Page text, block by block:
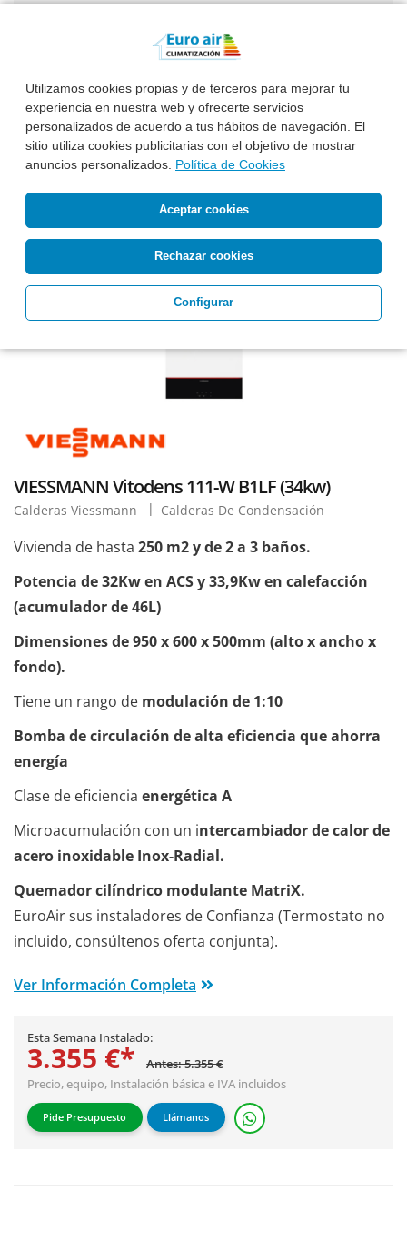
Utilizamos cookies propias y de terceros para mejorar tu
experiencia en nuestra web y ofrecerte servicios
personalizados de acuerdo a tus hábitos de navegación. El
sitio utiliza cookies publicitarias con el objetivo de mostrar
anuncios personalizados. Política de Cookies
Aceptar cookies
Rechazar cookies
Configurar
Antes: 3.975 €
Instalación básicae IVA incluidos
Pide Presupuesto Llámanos
Nuevo modelo
VIESSMANN Vitodens 111-W B1LF (34kw)
Calderas Viessmann Calderas De Condensación
Vivienda de hasta 250 m2 y de 2 a 3 baños.
Potencia de 32Kw en ACS y 33,9Kw en calefacción
(acumulador de 46L)
Dimensiones de 950 x 600 x 500mm (alto x ancho x
fondo).
Tiene un rango de modulación de 1:10
Bomba de circulación de alta eficiencia que ahorra
energía
Clase de eficiencia energética A
Microacumulación con un intercambiador de calor de
acero inoxidable Inox-Radial.
Quemador cilíndrico modulante MatriX.
EuroAir sus instaladores de Confianza (Termostato no
incluido, consúltenos oferta conjunta).
Ver Información Completa
Esta Semana Instalado:
3.355 €*
Antes: 5.355 €
Precio, equipo, Instalación básicae IVA incluidos
Pide Presupuesto Llámanos